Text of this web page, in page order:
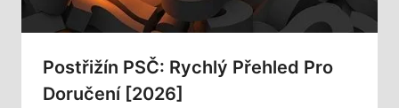
Postřižín PSČ: Rychlý Přehled Pro
Doručení [2026]